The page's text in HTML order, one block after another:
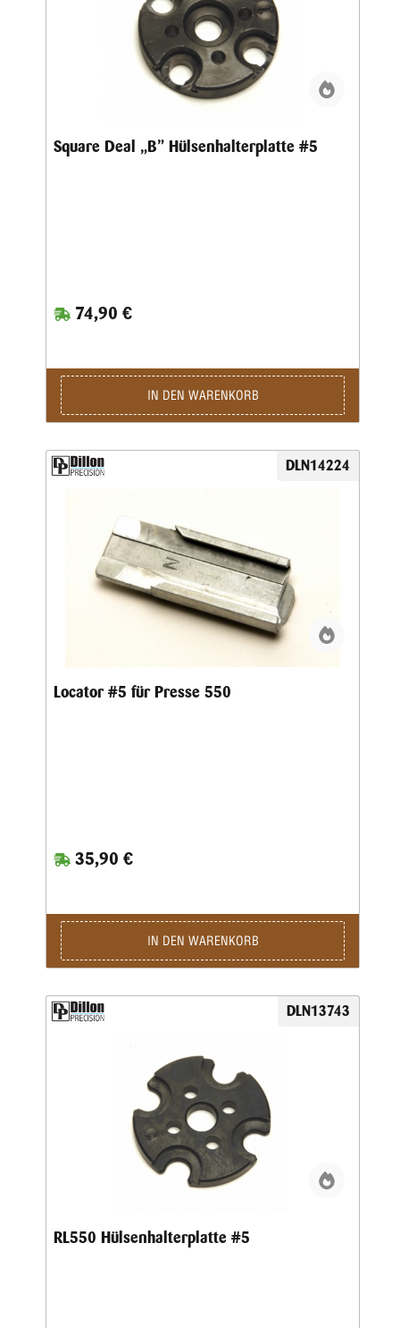
Square Deal „B” Hülsenhalterplatte #5
74,90 €
IN DEN WARENKORB
DLN14224
Locator #5 für Presse 550
35,90 €
IN DEN WARENKORB
DLN13743
RL550 Hülsenhalterplatte #5